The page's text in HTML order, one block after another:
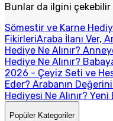
Bunlar da ilgini çekebilir
Sömestir ve Karne
FikirleriAraba İlanı Ver,
Hediye Ne Alınır?
Hediye Ne Alınır?
2026 - Çeyiz Seti ve
Eder? Arabanın
Hediyesi Ne Alınır?
Popüler Kategoriler